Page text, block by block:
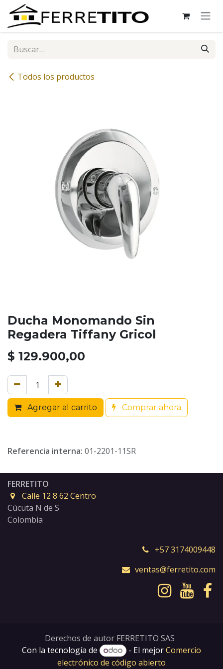
Ir al contenido
Todos los productos
Ducha Monomando Sin
Regadera Tiffany Gricol
$ 129.900,00
Agregar al carrito Comprar ahora
Referencia interna: 01-2201-11SR
FERRETITO
Calle 12 8 62 Centro
Cúcuta N de S
Colombia
+57 3174009448
ventas@ferretito.com
Derechos de autor FERRETITO SAS
Con la tecnología de
- El mejorComercio
electrónico de código abierto